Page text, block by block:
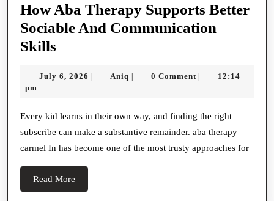
Personal
Effects
Tretinoin
For
Skin
Wellness
How Aba Therapy Supports Better
Sociable And Communication
Skills
Therapy
Better
Sociable
And
Communication
Skills
July 6, 2026 July
| Aniq Aniq
| 0 Comment |
12:14
pm
Every kid learns in their own way, and finding the right
subscribe can make a substantive remainder. aba therapy
carmel In has become one of the most trusty approaches for
Read More
More